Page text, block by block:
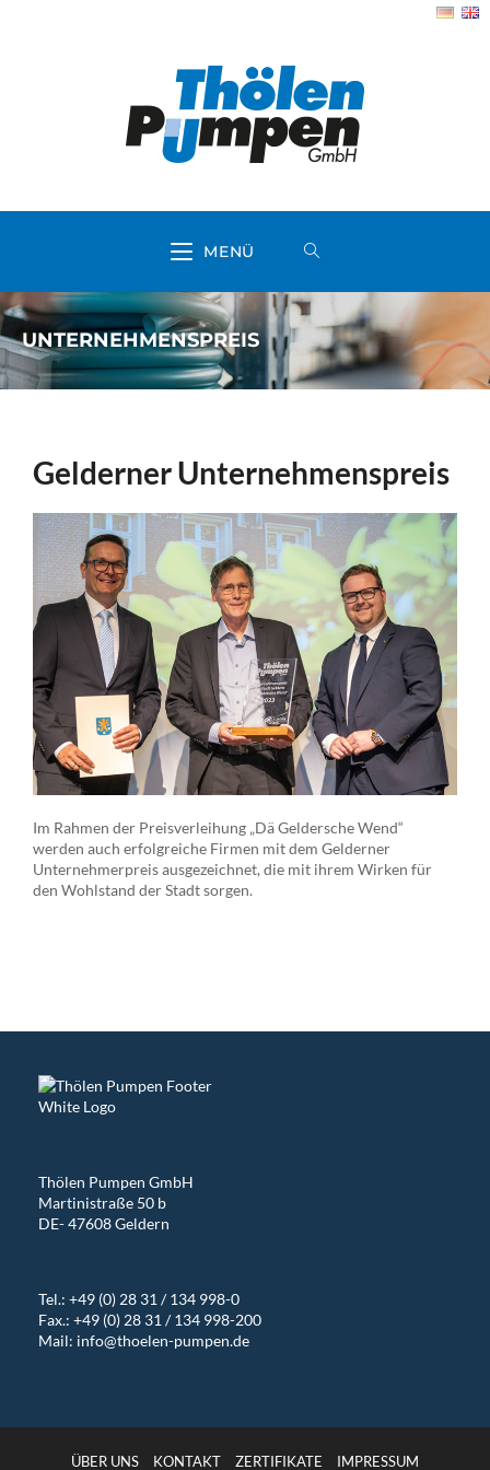
MENÜ
UNTERNEHMENSPREIS
Gelderner Unternehmenspreis
Im Rahmen der Preisverleihung „Dä Geldersche Wend“
werden auch erfolgreiche Firmen mit dem Gelderner
Unternehmerpreis ausgezeichnet, die mit ihrem Wirken für
den Wohlstand der Stadt sorgen.
Thölen Pumpen GmbH
Martinistraße 50 b
DE- 47608 Geldern
Tel.: +49 (0) 28 31 / 134 998-0
Fax.: +49 (0) 28 31 / 134 998-200
Mail: info@thoelen-pumpen.de
ÜBER UNS KONTAKT ZERTIFIKATE IMPRESSUM